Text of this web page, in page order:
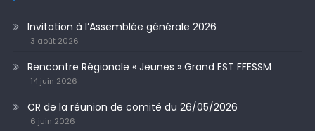
Invitation à l’Assemblée générale 2026
3 août 2026
Rencontre Régionale « Jeunes » Grand EST FFESSM
14 juin 2026
CR de la réunion de comité du 26/05/2026
6 juin 2026